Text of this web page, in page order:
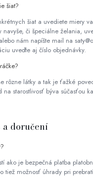
šiat?
šiat a uvediete miery
navyše, či špeciálne želania,
nám napíšte mail na
uveďte aj číslo objednávky.
rôzne látky a tak je ťažké
starostlivosť býva súčasťou
doručení
ako je bezpečná platba
tiež možnosť úhrady pri